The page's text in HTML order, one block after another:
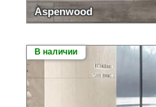
Aspenwood
В наличии